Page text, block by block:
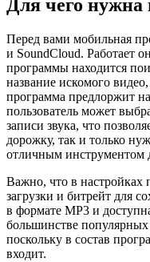
Для чего нужна
Перед вами мобильная
и SoundCloud. Работает
программы находится
название искомого
программа предлоржит
пользователь может
записи звука, что
дорожку, так и только
отличным инструментом
Важно, что в
загрузки и битрейт для
в формате MP3 и
большинстве
поскольку в состав
входит.